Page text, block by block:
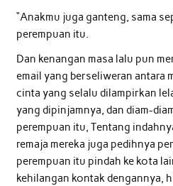
“Anakmu juga ganteng, sama
perempuan itu.
Dan kenangan masa lalu pun
email yang berseliweran antara
cinta yang selalu dilampirkan
yang dipinjamnya, dan diam-
perempuan itu, Tentang
remaja mereka juga pedihnya
perempuan itu pindah ke kota
kehilangan kontak dengannya,